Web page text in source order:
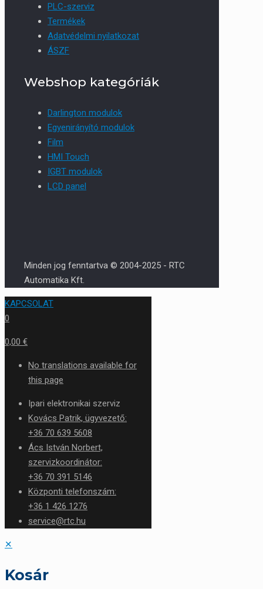
PLC-szerviz
Termékek
Adatvédelmi nyilatkozat
ÁSZF
Webshop kategóriák
Darlington modulok
Egyenirányító modulok
Film
HMI Touch
IGBT modulok
LCD panel
Minden jog fenntartva © 2004-2025 - RTC
Automatika Kft.
KAPCSOLAT
0
0,00 €
No translations available for
this page
Ipari elektronikai szerviz
Kovács Patrik, ügyvezető:
+36 70 639 5608
Ács István Norbert,
szervizkoordinátor:
+36 70 391 5146
Központi telefonszám:
+36 1 426 1276
service@rtc.hu
✕
Kosár